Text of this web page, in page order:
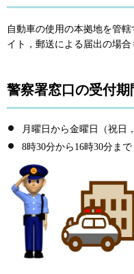
自動車の使用の本拠地を管
イト，郵送による届出の場合
警察署窓口の受付期
月曜日から金曜日（祝日
8時30分から16時30分まで